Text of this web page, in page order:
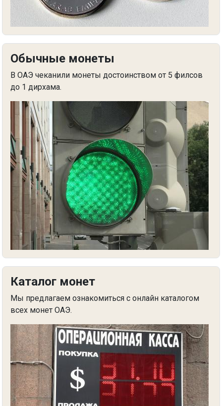
Обычные монеты
В ОАЭ чеканили монеты достоинством от 5 филсов
до 1 дирхама.
Каталог монет
Мы предлагаем ознакомиться с онлайн каталогом
всех монет ОАЭ.